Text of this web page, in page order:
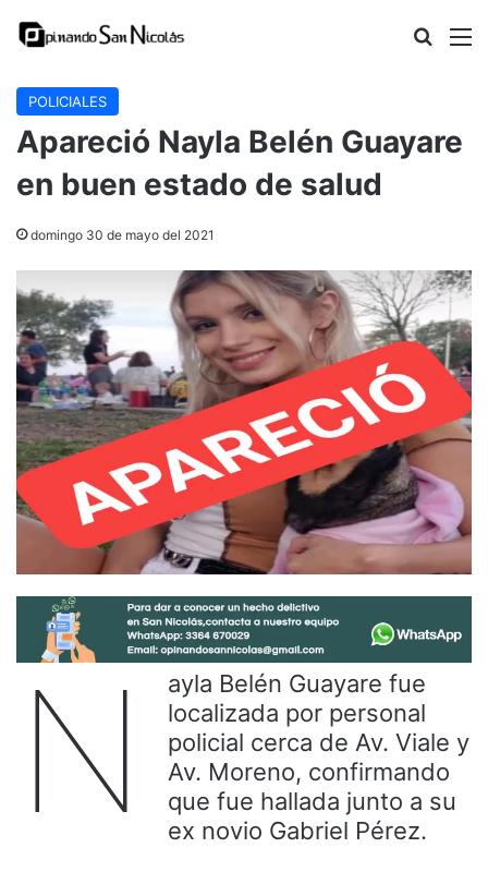
Buscar
POLICIALES
Apareció Nayla Belén Guayare
en buen estado de salud
domingo 30 de mayo del 2021
N
ayla Belén Guayare fue
localizada por personal
policial cerca de Av. Viale y
Av. Moreno, confirmando
que fue hallada junto a su
ex novio Gabriel Pérez.